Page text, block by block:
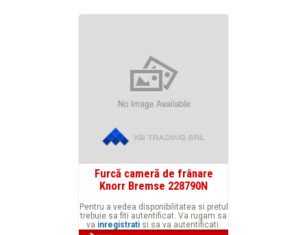
Furcă cameră de frânare
Knorr Bremse 228790N
Pentru a vedea disponibilitatea si pretul
trebuie sa fiti autentificat. Va rugam sa
va inregistrati si sa va autentificati.